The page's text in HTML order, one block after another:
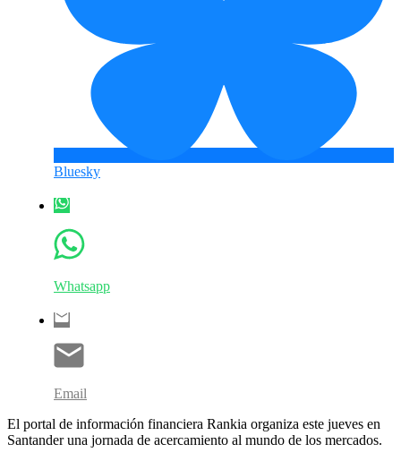
Bluesky
Whatsapp
Email
El portal de información financiera Rankia organiza este jueves en
Santander una jornada de acercamiento al mundo de los mercados.